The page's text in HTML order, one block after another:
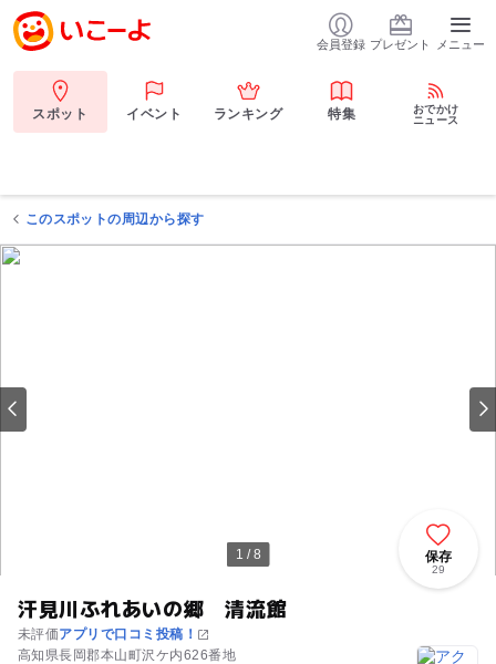
会員登録 プレゼント メニュー
スポット イベント ランキング 特集
おでかけ
ニュース
このスポットの周辺から探す
1 / 8
汗見川ふれあいの郷 清流館
未評価アプリで口コミ投稿！
高知県長岡郡本山町沢ケ内626番地
保存
29